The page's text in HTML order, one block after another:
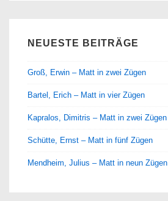
NEUESTE BEITRÄGE
Groß, Erwin – Matt in zwei Zügen
Bartel, Erich – Matt in vier Zügen
Kapralos, Dimitris – Matt in zwei Zügen
Schütte, Ernst – Matt in fünf Zügen
Mendheim, Julius – Matt in neun Zügen